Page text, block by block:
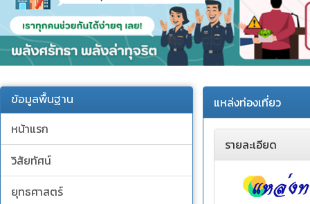
ข้อมูลพื้นฐาน
หน้าแรก
วิสัยทัศน์
ยุทธศาสตร์
แหล่งท่องเที่ยว
รายละเอียด